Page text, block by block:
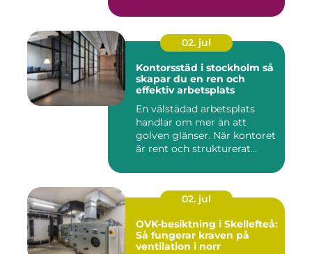
02. jul
Kontorsstäd i stockholm så
skapar du en ren och
effektiv arbetsplats
En välstädad arbetsplats
handlar om mer än att
golven glänser. När kontoret
är rent och strukturerat...
02. jul
OVK-besiktning i Skellefteå:
Så fungerar kraven på
ventilation i norr